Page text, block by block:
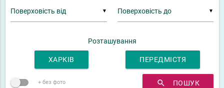
▼ ▼
Розташування
ХАРКІВ ПЕРЕДМІСТЯ
+ без фото search ПОШУК